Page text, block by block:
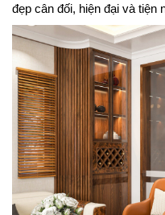
đẹp cân đối, hiện đại và tiện